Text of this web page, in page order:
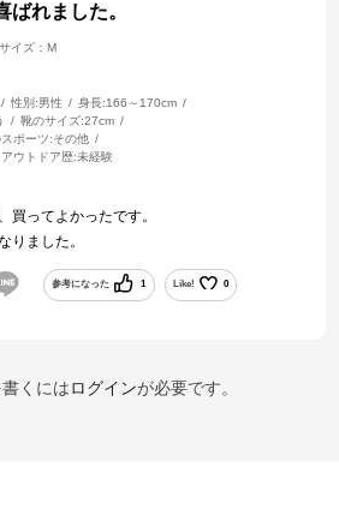
ばれました。
サイズ：M
性別:男性 身長:166～170cm
靴のサイズ:27cm
ポーツ:その他
ウトドア歴:未経験
買ってよかったです。
りました。
参考になった 1 Like! 0
くにはログインが必要です。